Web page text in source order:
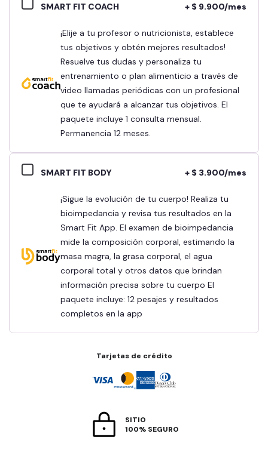
SMART FIT COACH + $ 9.900/mes
¡Elije a tu profesor o nutricionista, establece
tus objetivos y obtén mejores resultados!
Resuelve tus dudas y personaliza tu
entrenamiento o plan alimenticio a través de
video llamadas periódicas con un profesional
que te ayudará a alcanzar tus objetivos. El
paquete incluye 1 consulta mensual.
Permanencia 12 meses.
SMART FIT BODY + $ 3.900/mes
¡Sigue la evolución de tu cuerpo! Realiza tu
bioimpedancia y revisa tus resultados en la
Smart Fit App. El examen de bioimpedancia
mide la composición corporal, estimando la
masa magra, la grasa corporal, el agua
corporal total y otros datos que brindan
información precisa sobre tu cuerpo El
paquete incluye: 12 pesajes y resultados
completos en la app
Tarjetas de crédito
SITIO
100% SEGURO